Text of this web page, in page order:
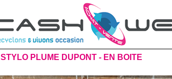
STYLO PLUME DUPONT - EN BOITE